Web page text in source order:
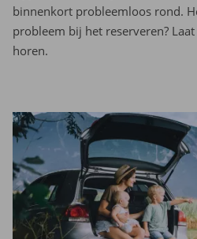
binnenkort probleemloos rond.
probleem bij het reserveren? Laat
horen.